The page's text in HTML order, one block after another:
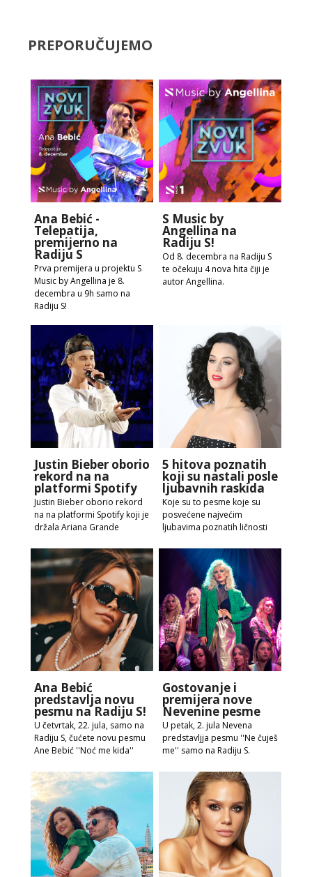
PREPORUČUJEMO
Ana Bebić -
Telepatija,
premijerno na
Radiju S
Prva premijera u projektu S
Music by Angellina je 8.
decembra u 9h samo na
Radiju S!
S Music by
Angellina na
Radiju S!
Od 8. decembra na Radiju S
te očekuju 4 nova hita čiji je
autor Angellina.
Justin Bieber oborio
rekord na na
platformi Spotify
Justin Bieber oborio rekord
na na platformi Spotify koji je
držala Ariana Grande
5 hitova poznatih
koji su nastali posle
ljubavnih raskida
Koje su to pesme koje su
posvećene najvećim
ljubavima poznatih ličnosti
Ana Bebić
predstavlja novu
pesmu na Radiju S!
U četvrtak, 22. jula, samo na
Radiju S, čućete novu pesmu
Ane Bebić ''Noć me kida''
Gostovanje i
premijera nove
Nevenine pesme
U petak, 2. jula Nevena
predstavljja pesmu ''Ne čuješ
me'' samo na Radiju S.